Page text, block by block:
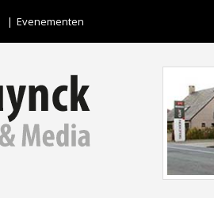
Evenementen